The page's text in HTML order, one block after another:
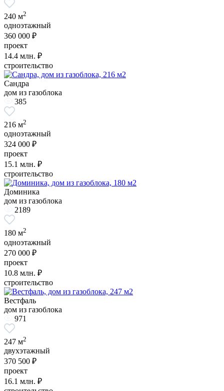
240 м2
одноэтажный
360 000 ₽
проект
14.4 млн. ₽
строительство
Сандра
дом из газоблока
385
216 м2
одноэтажный
324 000 ₽
проект
15.1 млн. ₽
строительство
Доминика
дом из газоблока
2189
180 м2
одноэтажный
270 000 ₽
проект
10.8 млн. ₽
строительство
Вестфаль
дом из газоблока
971
247 м2
двухэтажный
370 500 ₽
проект
16.1 млн. ₽